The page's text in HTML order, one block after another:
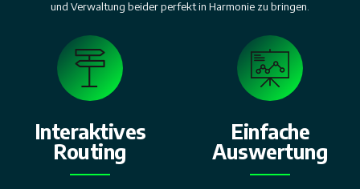
und Verwaltung beider perfekt in Harmonie zu bringen.
Interaktives
Routing
Einfache
Auswertung